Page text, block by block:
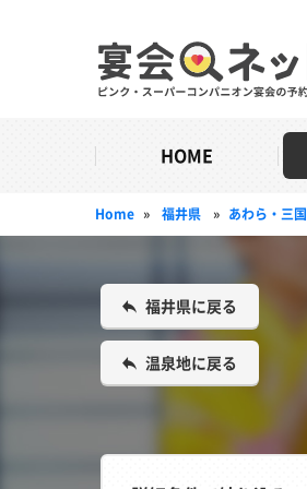
HOME
Home » 福井県 » あわら・三国
福井県に戻る
温泉地に戻る